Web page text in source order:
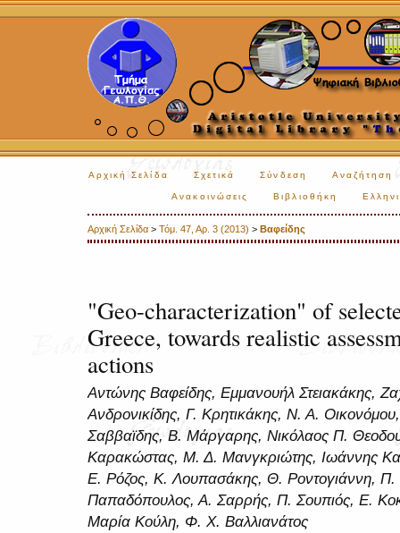
Αρχική Σελίδα Σχετικά Σύνδεση Αναζήτηση
Ανακοινώσεις Βιβλιοθήκη
Αρχική Σελίδα > Τόμ. 47, Αρ. 3 (2013) > Βαφείδης
"Geo-characterization" of
Greece, towards realistic
actions
Αντώνης Βαφείδης, Εμμανουήλ Στειακάκης,
Ανδρονικίδης, Γ. Κρητικάκης, Ν. Α.
Σαββαϊδης, Β. Μάργαρης, Νικόλαος Π.
Καρακώστας, Μ. Δ. Μανγκριώτης, Ιωάννης
Ε. Ρόζος, Κ. Λουπασάκης, Θ. Ροντογιάννη,
Παπαδόπουλος, Α. Σαρρής, Π. Σουπιός, Ε.
Μαρία Κούλη, Φ. Χ. Βαλλιανάτος